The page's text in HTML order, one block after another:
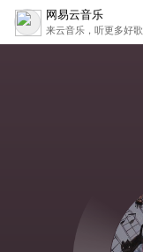
网易云音乐
来云音乐，听更多好歌